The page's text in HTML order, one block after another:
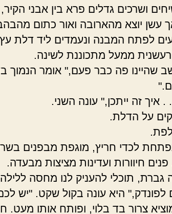
ושרכים גדלים פרא בין אבני
עשן יוצא מהארובה ואור כתום
לפתח המבנה ונעמדים ליד דלת
רעשנית ממעל מתכוננת לשינה.
שהיינו פה כבר פעם," אומר הנמוך
איך זה ייתכן," עונה השני.
על הדלת.
לכדי חריץ, מוגפת מבפנים
פנים חיוורות ועדינות מציצות מבעדה.
תוכלי להעניק לנו מחסה
היא עונה בקול שקט. "יש
צרור בד בלוי, ופותח אותו